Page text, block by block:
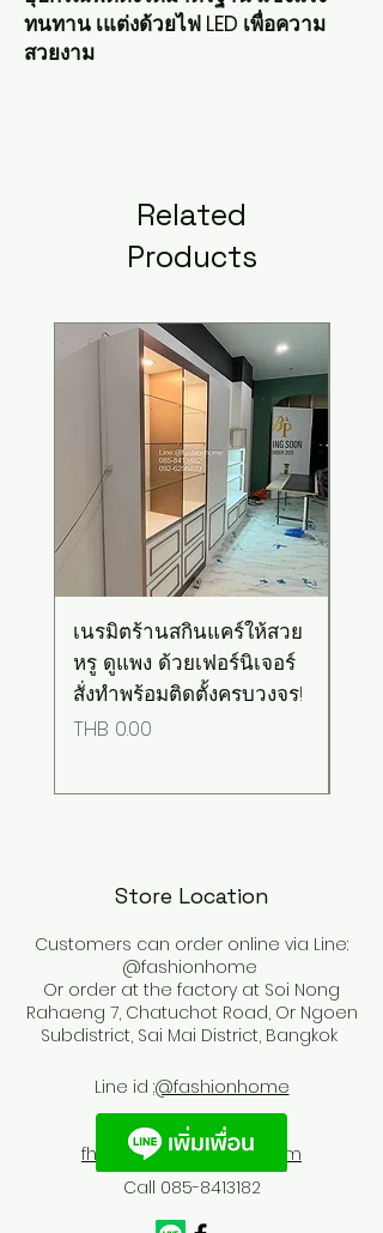
ทนทาน เแต่งด้วยไฟ LED เพื่อความ
สวยงาม
Related
Products
เนรมิตร้านสกินแคร์ให้สวย
หรู ดูแพง ด้วยเฟอร์นิเจอร์
สั่งทำพร้อมติดตั้งครบวงจร!
Price
THB 0.00
Store Location
Customers can order online via Line:
@fashionhome
Or order at the factory at Soi Nong
Rahaeng 7, Chatuchot Road, Or Ngoen
Subdistrict, Sai Mai District, Bangkok
Line id :@fashionhome
fhfurnitures@outlook.com
Call 085-8413182